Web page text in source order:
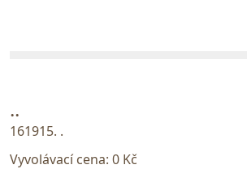
..
161915. .
Vyvolávací cena: 0 Kč